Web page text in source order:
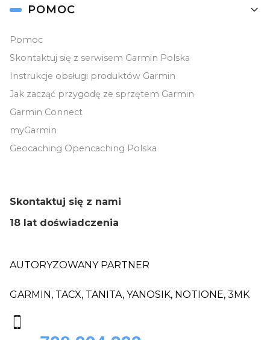
POMOC
Pomoc
Skontaktuj się z serwisem Garmin Polska
Instrukcje obsługi produktów Garmin
Jak zacząć przygodę ze sprzętem Garmin
Garmin Connect
myGarmin
Geocaching Opencaching Polska
Skontaktuj się z nami
18 lat doświadczenia
AUTORYZOWANY PARTNER
GARMIN, TACX, TANITA, YANOSIK, NOTIONE, 3MK